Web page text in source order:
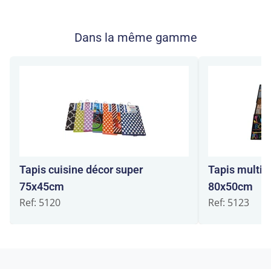
Dans la même gamme
Tapis cuisine décor super
75x45cm
Ref: 5120
Tapis multi
80x50cm
Ref: 5123